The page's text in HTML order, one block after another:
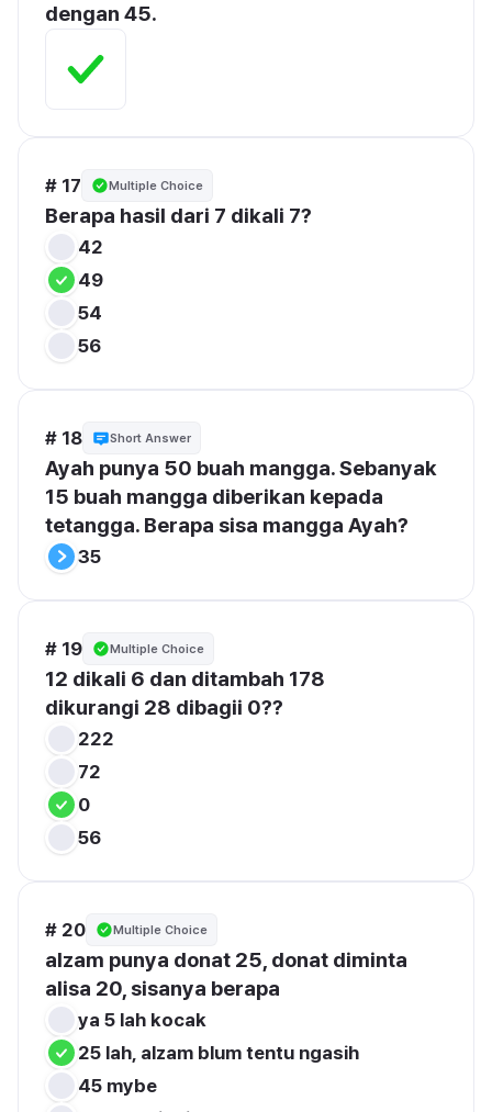
dengan 45.
# 17 Multiple Choice
Berapa hasil dari 7 dikali 7?
42
49
54
56
# 18 Short Answer
Ayah punya 50 buah mangga. Sebanyak
15 buah mangga diberikan kepada
tetangga. Berapa sisa mangga Ayah?
35
# 19 Multiple Choice
12 dikali 6 dan ditambah 178
dikurangi 28 dibagii 0??
222
72
0
56
# 20 Multiple Choice
alzam punya donat 25, donat diminta
alisa 20, sisanya berapa
ya 5 lah kocak
25 lah, alzam blum tentu ngasih
45 mybe